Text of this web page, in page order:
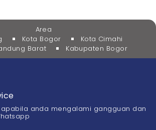
Area
Kota Bogor
Kota Cimahi
Barat
Kabupaten Bogor
apabila anda mengalami gangguan dan